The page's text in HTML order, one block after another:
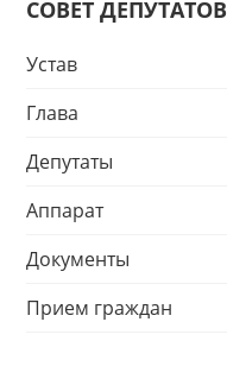
СОВЕТ ДЕПУТАТОВ
Устав
Глава
Депутаты
Аппарат
Документы
Прием граждан